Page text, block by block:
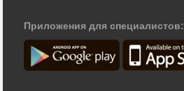
Приложения для специалистов: